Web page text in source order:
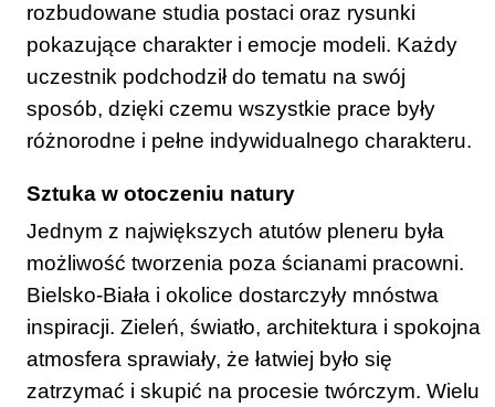
rozbudowane studia postaci oraz rysunki
pokazujące charakter i emocje modeli. Każdy
uczestnik podchodził do tematu na swój
sposób, dzięki czemu wszystkie prace były
różnorodne i pełne indywidualnego charakteru.
Sztuka w otoczeniu natury
Jednym z największych atutów pleneru była
możliwość tworzenia poza ścianami pracowni.
Bielsko-Biała i okolice dostarczyły mnóstwa
inspiracji. Zieleń, światło, architektura i spokojna
atmosfera sprawiały, że łatwiej było się
zatrzymać i skupić na procesie twórczym. Wielu